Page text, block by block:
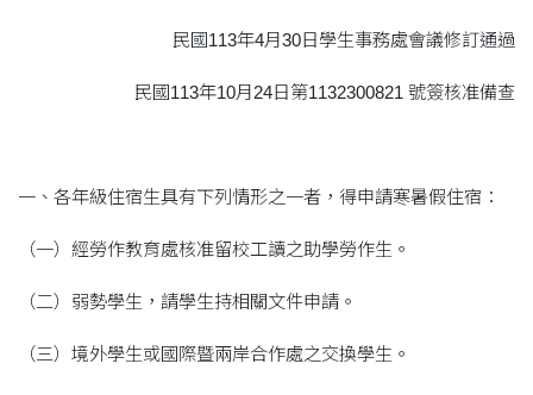
民國113年4月30日學生事務處會議修訂通過
民國113年10月24日第1132300821 號簽核准備查
一、各年級住宿生具有下列情形之一者，得申請寒暑假住宿：
（一）經勞作教育處核准留校工讀之助學勞作生。
（二）弱勢學生，請學生持相關文件申請。
（三）境外學生或國際暨兩岸合作處之交換學生。